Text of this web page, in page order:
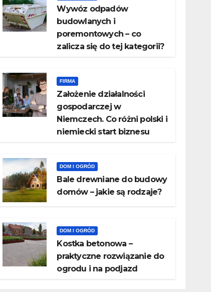
Wywóz odpadów
budowlanych i
poremontowych – co
zalicza się do tej kategorii?
FIRMA
Założenie działalności
gospodarczej w
Niemczech. Co różni polski i
niemiecki start biznesu
DOM I OGRÓD
Bale drewniane do budowy
domów – jakie są rodzaje?
DOM I OGRÓD
Kostka betonowa –
praktyczne rozwiązanie do
ogrodu i na podjazd